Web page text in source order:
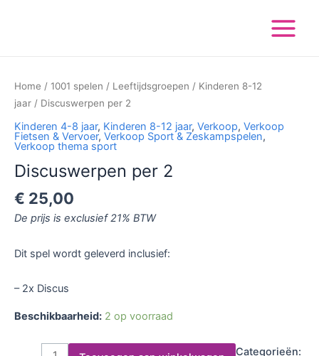
Menu
Home / 1001 spelen / Leeftijdsgroepen / Kinderen 8-12
jaar / Discuswerpen per 2
Kinderen 4-8 jaar, Kinderen 8-12 jaar, Verkoop, Verkoop
Fietsen & Vervoer, Verkoop Sport & Zeskampspelen,
Verkoop thema sport
Discuswerpen per 2
€ 25,00
De prijs is exclusief 21% BTW
Dit spel wordt geleverd inclusief:
– 2x Discus
Beschikbaarheid: 2 op voorraad
per
2
Categorieën: